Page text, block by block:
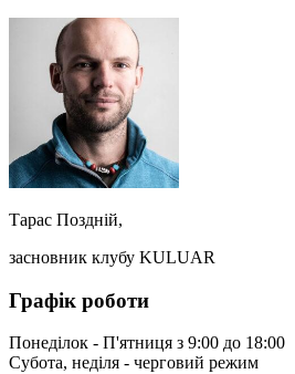
Тарас Поздній,
засновник клубу KULUAR
Графік роботи
Понеділок - П'ятниця з 9:00 до 18:00
Субота, неділя - черговий режим